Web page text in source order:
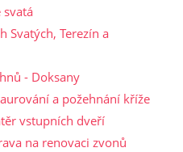
Svatých, Terezín a
- Doksany
a požehnání kříže
vstupních dveří
na renovaci zvonů